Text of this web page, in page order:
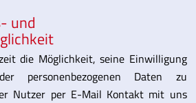
und
die Möglichkeit, seine Einwilligung
personenbezogenen Daten zu
Nutzer per E-Mail Kontakt mit uns